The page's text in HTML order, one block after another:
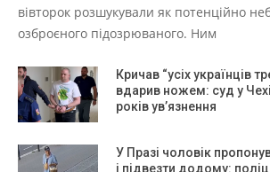
вівторок розшукували як потенційно
озброєного підозрюваного. Ним
Кричав “усіх українців
вдарив ножем: суд у
років ув’язнення
У Празі чоловік
і підвезти додому: